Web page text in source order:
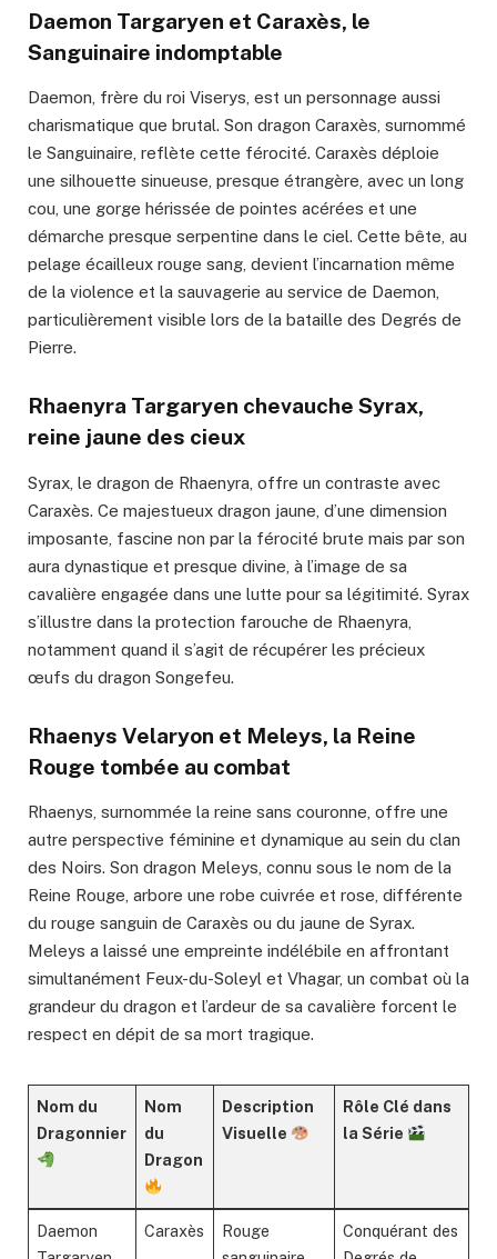
Daemon Targaryen et Caraxès, le
Sanguinaire indomptable
Daemon, frère du roi Viserys, est un personnage aussi
charismatique que brutal. Son dragon Caraxès, surnommé
le Sanguinaire, reflète cette férocité. Caraxès déploie
une silhouette sinueuse, presque étrangère, avec un long
cou, une gorge hérissée de pointes acérées et une
démarche presque serpentine dans le ciel. Cette bête, au
pelage écailleux rouge sang, devient l’incarnation même
de la violence et la sauvagerie au service de Daemon,
particulièrement visible lors de la bataille des Degrés de
Pierre.
Rhaenyra Targaryen chevauche Syrax,
reine jaune des cieux
Syrax, le dragon de Rhaenyra, offre un contraste avec
Caraxès. Ce majestueux dragon jaune, d’une dimension
imposante, fascine non par la férocité brute mais par son
aura dynastique et presque divine, à l’image de sa
cavalière engagée dans une lutte pour sa légitimité. Syrax
s’illustre dans la protection farouche de Rhaenyra,
notamment quand il s’agit de récupérer les précieux
œufs du dragon Songefeu.
Rhaenys Velaryon et Meleys, la Reine
Rouge tombée au combat
Rhaenys, surnommée la reine sans couronne, offre une
autre perspective féminine et dynamique au sein du clan
des Noirs. Son dragon Meleys, connu sous le nom de la
Reine Rouge, arbore une robe cuivrée et rose, différente
du rouge sanguin de Caraxès ou du jaune de Syrax.
Meleys a laissé une empreinte indélébile en affrontant
simultanément Feux-du-Soleyl et Vhagar, un combat où la
grandeur du dragon et l’ardeur de sa cavalière forcent le
respect en dépit de sa mort tragique.
Nom du
Dragonnier
Nom
du
Dragon
Description
Visuelle
Rôle Clé dans
la Série
Daemon
Caraxès
Rouge
Conquérant des